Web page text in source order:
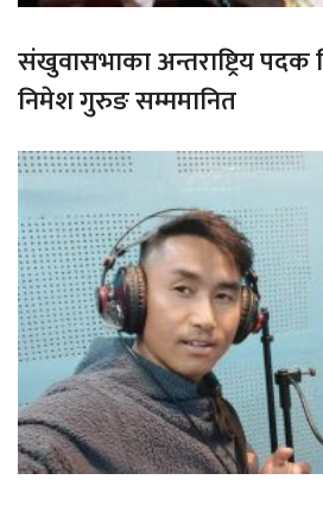
संखुवासभाका अन्तराष्ट्रिय
निमेश गुरुङ सम्ममानित